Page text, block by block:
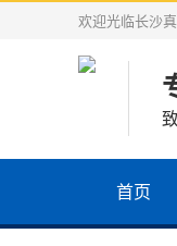
欢迎光临长沙
首页